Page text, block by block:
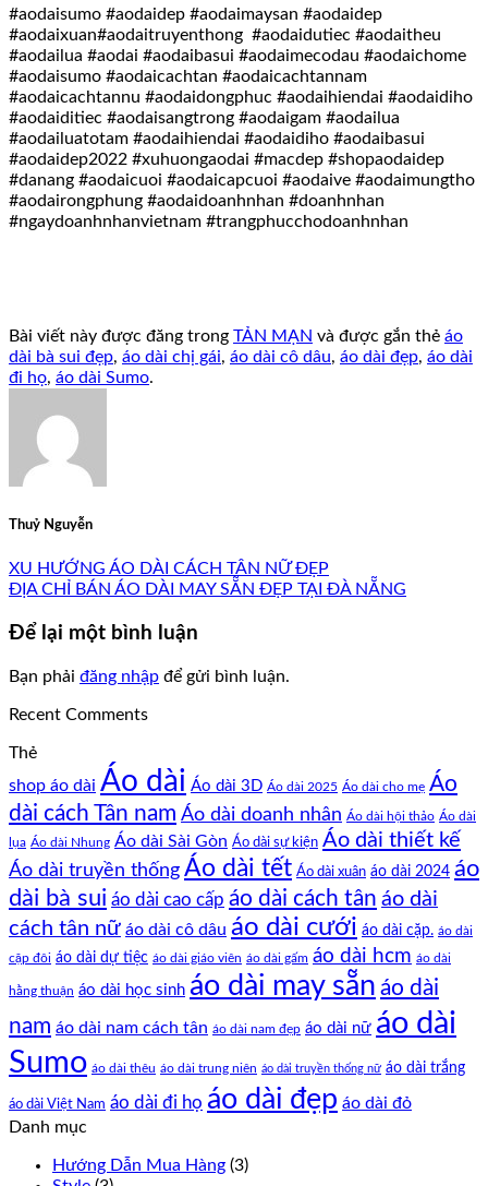
#aodaisumo #aodaidep #aodaimaysan #aodaidep
#aodaixuan#aodaitruyenthong #aodaidutiec #aodaitheu
#aodailua #aodai #aodaibasui #aodaimecodau #aodaichome
#aodaisumo #aodaicachtan #aodaicachtannam
#aodaicachtannu #aodaidongphuc #aodaihiendai #aodaidiho
#aodaiditiec #aodaisangtrong #aodaigam #aodailua
#aodailuatotam #aodaihiendai #aodaidiho #aodaibasui
#aodaidep2022 #xuhuongaodai #macdep #shopaodaidep
#danang #aodaicuoi #aodaicapcuoi #aodaive #aodaimungtho
#aodairongphung #aodaidoanhnhan #doanhnhan
#ngaydoanhnhanvietnam #trangphucchodoanhnhan
Bài viết này được đăng trong TẢN MẠN và được gắn thẻ áo
dài bà sui đẹp, áo dài chị gái, áo dài cô dâu, áo dài đẹp, áo dài
đi họ, áo dài Sumo.
Thuỷ Nguyễn
XU HƯỚNG ÁO DÀI CÁCH TÂN NỮ ĐẸP
ĐỊA CHỈ BÁN ÁO DÀI MAY SẴN ĐẸP TẠI ĐÀ NẴNG
Để lại một bình luận
Bạn phải đăng nhập để gửi bình luận.
Recent Comments
Thẻ
shop áo dài Áo dài Áo dài 3D Áo dài 2025 Áo dài cho mẹ Áo
dài cách Tân nam Áo dài doanh nhân Áo dài hội thảo Áo dài
lụa Áo dài Nhung Áo dài Sài Gòn Áo dài sự kiện Áo dài thiết kế
Áo dài truyền thống Áo dài tết Áo dài xuân áo dài 2024 áo
dài bà sui áo dài cao cấp áo dài cách tân áo dài
cách tân nữ áo dài cô dâu áo dài cưới áo dài cặp. áo dài
cặp đôi áo dài dự tiệc áo dài giáo viên áo dài gấm áo dài hcm áo dài
hằng thuận áo dài học sinh áo dài may sẵn áo dài
nam áo dài nam cách tân áo dài nam đẹp áo dài nữ áo dài
Sumo áo dài thêu áo dài trung niên áo dài truyền thống nữ áo dài trắng
áo dài Việt Nam áo dài đi họ áo dài đẹp áo dài đỏ
Danh mục
Hướng Dẫn Mua Hàng (3)